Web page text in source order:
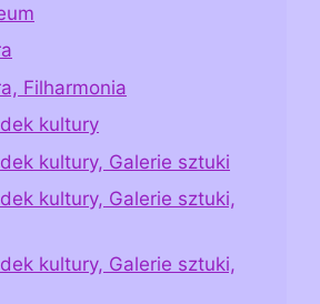
Filharmonia
kultury
kultury, Galerie sztuki
kultury, Galerie sztuki,
kultury, Galerie sztuki,